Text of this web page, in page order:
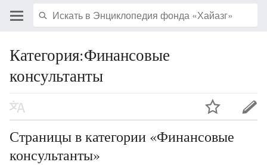
Категория:Финансовые
консультанты
Страницы в категории «Финансовые
консультанты»